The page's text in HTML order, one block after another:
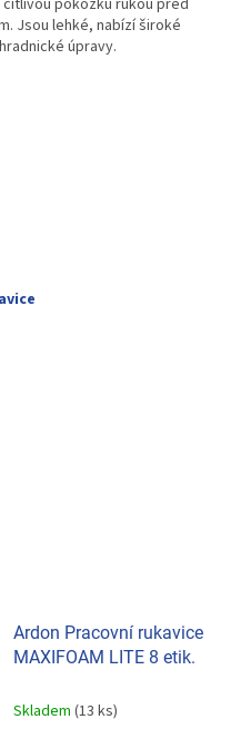
Jsou lehké, nabízí široké
úpravy.
Ardon Pracovní rukavice
MAXIFOAM LITE 8 etik.
Skladem (13 ks)